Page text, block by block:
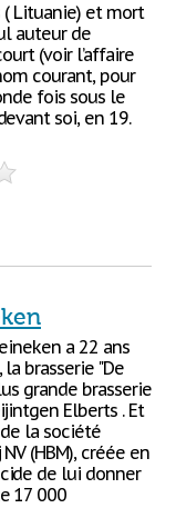
( Lituanie) et mort
auteur de
(voir l’affaire
courant, pour
fois sous le
soi, en 19.
a 22 ans
brasserie "De
grande brasserie
Elberts . Et
la société
(HBM), créée en
de lui donner
17 000